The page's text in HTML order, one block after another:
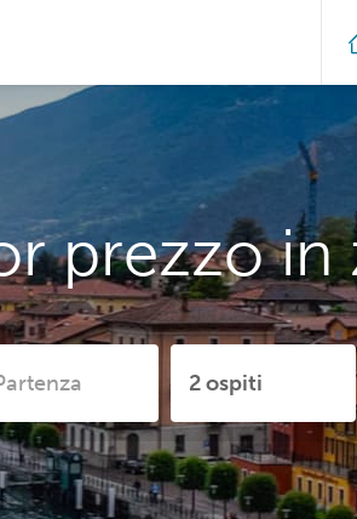
prezzo